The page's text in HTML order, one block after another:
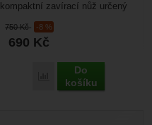
750Kč -8 %
690 Kč
Porovnat
Do
košíku
kompaktní zavírací nůž určený
pojistku proti nechtěnému...